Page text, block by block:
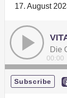
17. August
Die
00:00
Subscribe